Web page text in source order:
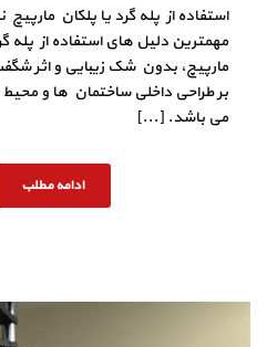
استفاده از پله گرد یا پلکان مارپیچ
مهمترین دلیل های استفاده از پله
مارپیچ، بدون شک زیبایی و اثر
بر طراحی داخلی ساختمان ها و
می باشد. [...]
ادامه مطلب